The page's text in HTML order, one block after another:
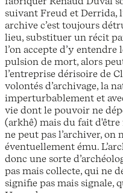
suivant Freud et Derrida,
archive c’est toujours
lieu, substituer un récit
l’on accepte d’y
pulsion de mort, alors
l’entreprise dérisoire de
volontés d’archivage, la
imperturbablement et
vie dont le pouvoir ne
(arkhê) mais du fait
ne peut pas l’archiver, on
éventuellement ému.
donc une sorte
pas mais collecte, qui ne
signifie pas mais signale,